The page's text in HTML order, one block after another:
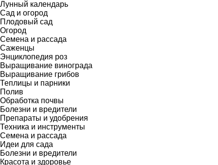
Лунный календарь
Сад и огород
Плодовый сад
Огород
Семена и рассада
Саженцы
Энциклопедия роз
Выращивание винограда
Выращивание грибов
Теплицы и парники
Полив
Обработка почвы
Болезни и вредители
Препараты и удобрения
Техника и инструменты
Семена и рассада
Идеи для сада
Болезни и вредители
Красота и здоровье